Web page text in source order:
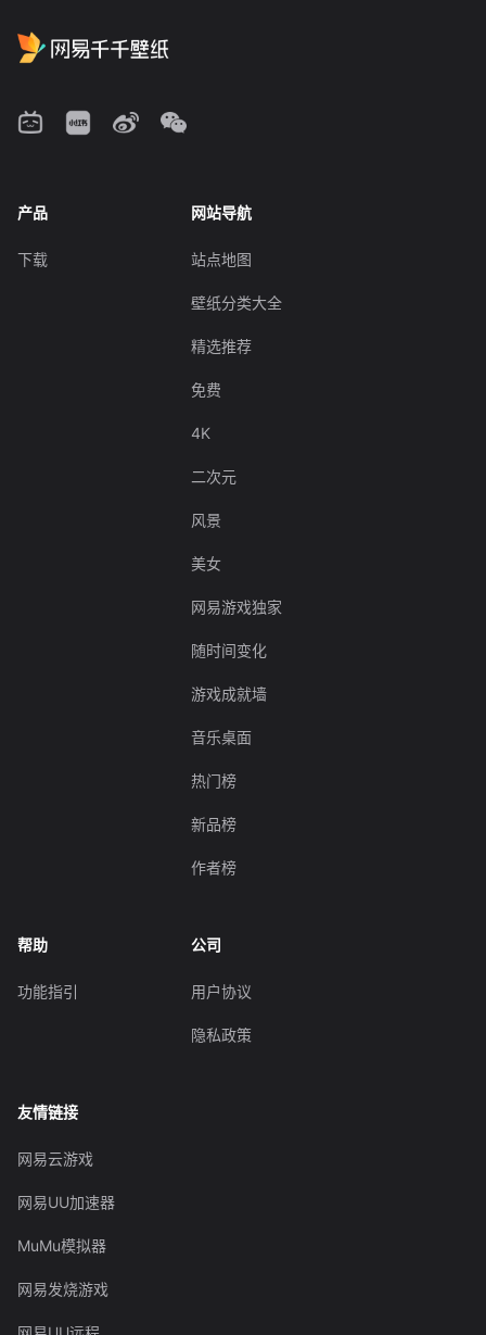
产品
下载
网站导航
站点地图
壁纸分类大全
精选推荐
免费
4K
二次元
风景
美女
网易游戏独家
随时间变化
游戏成就墙
音乐桌面
热门榜
新品榜
作者榜
帮助
功能指引
公司
用户协议
隐私政策
友情链接
网易云游戏
网易UU加速器
MuMu模拟器
网易发烧游戏